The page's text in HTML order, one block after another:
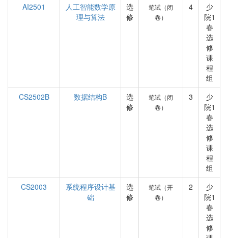
AI2501
人工智能数学原
理与算法
选
修
笔试（闭
卷）
4
少
院1
春
选
修
课
程
组
CS2502B
数据结构B
选
修
笔试（闭
卷）
3
少
院1
春
选
修
课
程
组
CS2003
系统程序设计基
础
选
修
笔试（开
卷）
2
少
院1
春
选
修